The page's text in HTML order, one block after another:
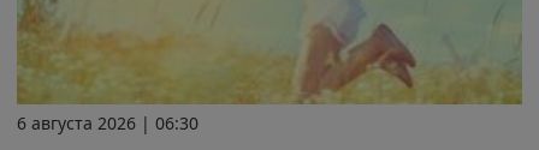
6 августа 2026 | 06:30